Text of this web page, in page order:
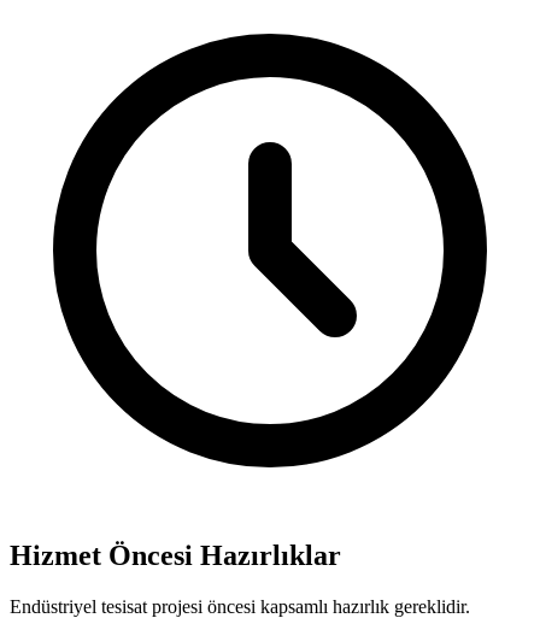
Hizmet Öncesi Hazırlıklar
Endüstriyel tesisat projesi öncesi kapsamlı hazırlık gereklidir.